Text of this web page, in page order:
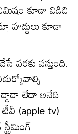
కూడా విడిచి
హ‌ద్దులు కూడా
వ‌ర‌కు వ‌స్తుంది.
లేదా అనేది
(apple tv)